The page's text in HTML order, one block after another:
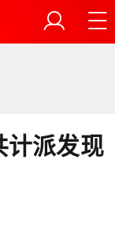
计派发现